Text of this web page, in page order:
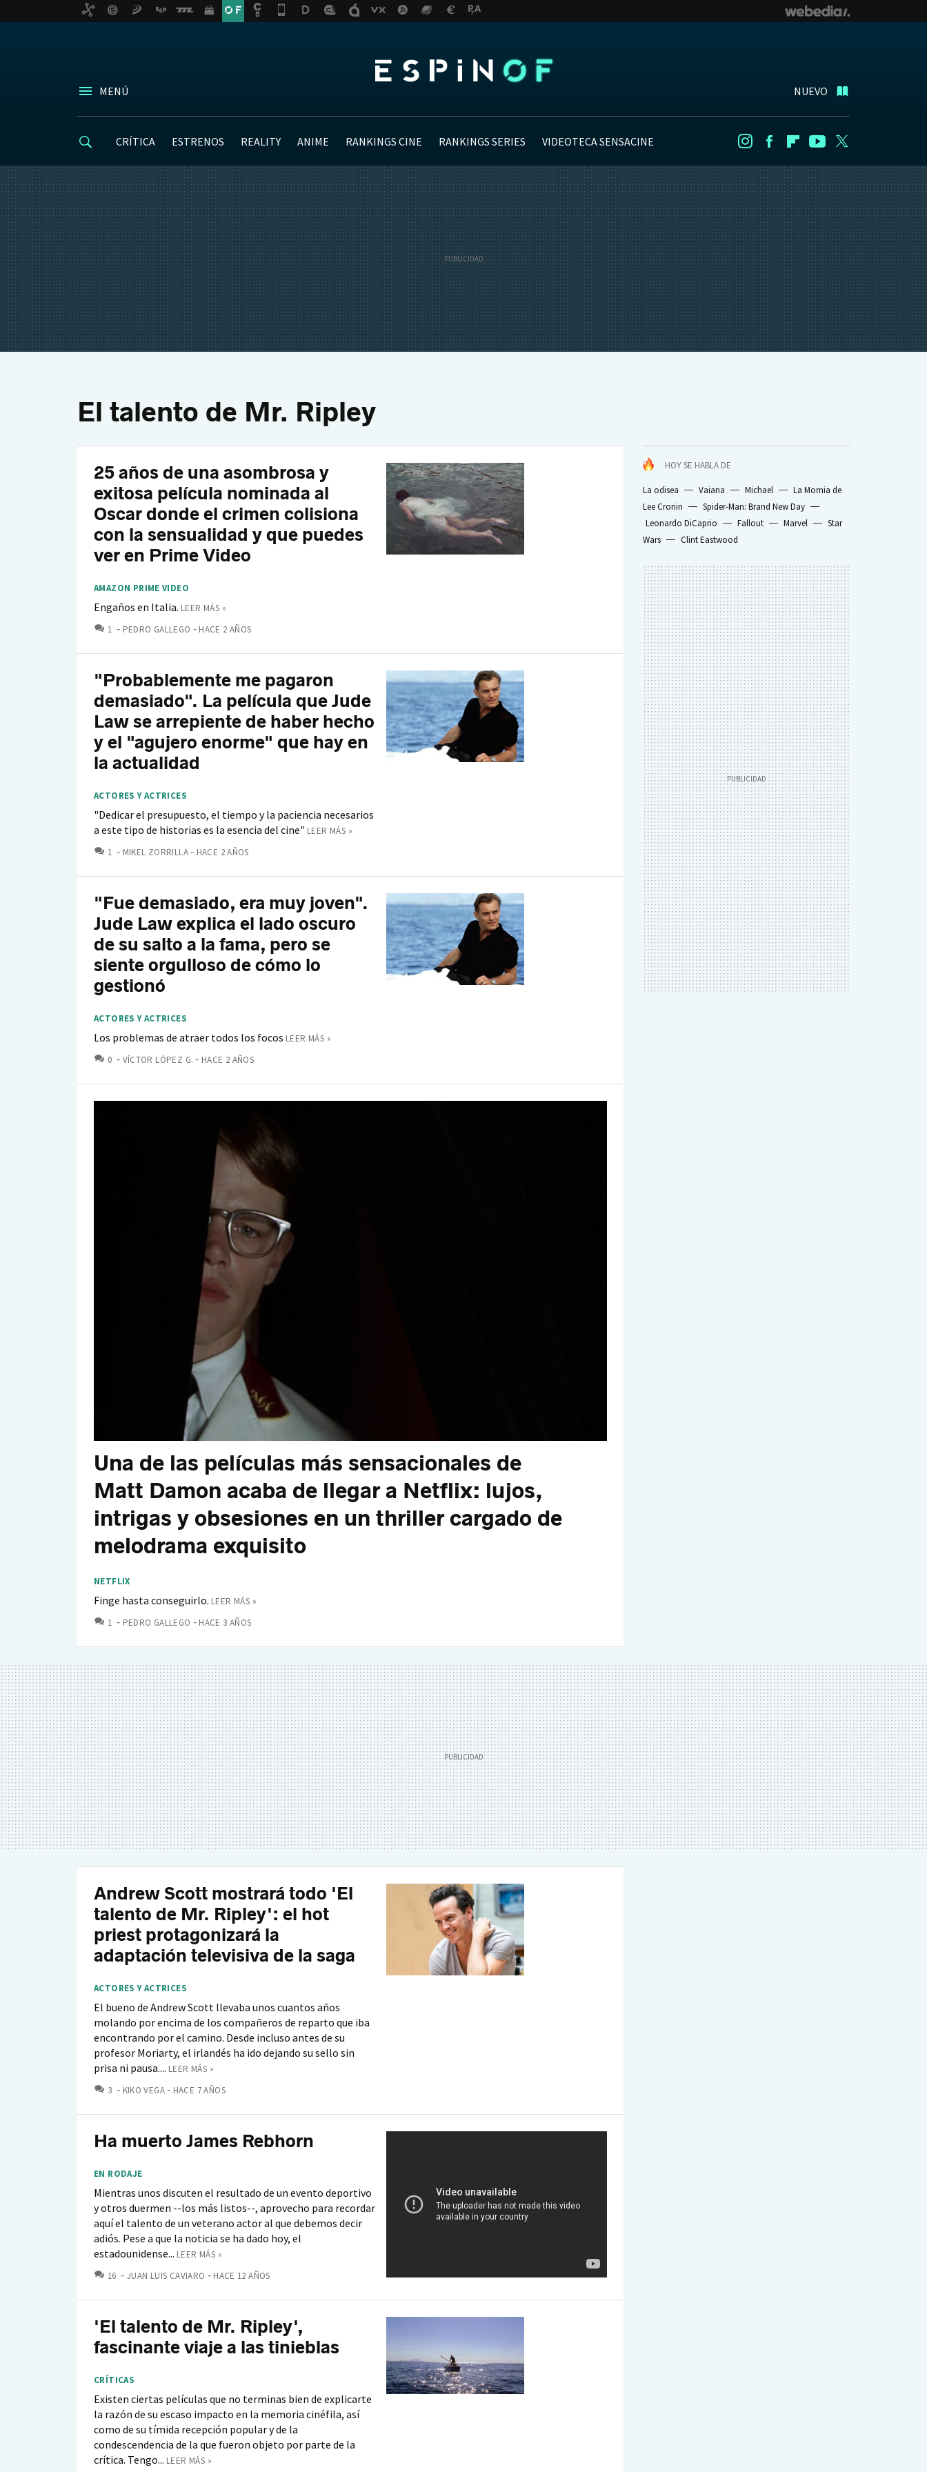
MENÚ NUEVO
CRÍTICA ESTRENOS REALITY ANIME RANKINGS CINE RANKINGS SERIES VIDEOTECA SENSACINE InstagramFacebookFlipboard
Youtube
El talento de Mr. Ripley
HOY SE HABLA DE
La odisea Vaiana Michael
La Momia de
Lee Cronin
Spider-Man: Brand New Day
Leonardo DiCaprio
Fallout Marvel
Star
Wars
Clint Eastwood
25 años de una asombrosa y
exitosa película nominada al
Oscar donde el crimen colisiona
con la sensualidad y que puedes
ver en Prime Video
AMAZON PRIME VIDEO
Engaños en Italia. LEER MÁS »
1 COMENTARIOS
PEDRO GALLEGO HACE 2 AÑOS
"Probablemente me pagaron
demasiado". La película que Jude
Law se arrepiente de haber hecho
y el "agujero enorme" que hay en
la actualidad
ACTORES Y ACTRICES
"Dedicar el presupuesto, el tiempo y la paciencia necesarios
a este tipo de historias es la esencia del cine" LEER MÁS »
1 COMENTARIOS
MIKEL ZORRILLA HACE 2 AÑOS
"Fue demasiado, era muy joven".
Jude Law explica el lado oscuro
de su salto a la fama, pero se
siente orgulloso de cómo lo
gestionó
ACTORES Y ACTRICES
Los problemas de atraer todos los focos LEER MÁS »
0 COMENTARIOS
VÍCTOR LÓPEZ G. HACE 2 AÑOS
Una de las películas más sensacionales de
Matt Damon acaba de llegar a Netflix: lujos,
intrigas y obsesiones en un thriller cargado de
melodrama exquisito
NETFLIX
Finge hasta conseguirlo. LEER MÁS »
1 COMENTARIOS
PEDRO GALLEGO HACE 3 AÑOS
Andrew Scott mostrará todo 'El
talento de Mr. Ripley': el hot
priest protagonizará la
adaptación televisiva de la saga
ACTORES Y ACTRICES
El bueno de Andrew Scott llevaba unos cuantos años
molando por encima de los compañeros de reparto que iba
encontrando por el camino. Desde incluso antes de su
profesor Moriarty, el irlandés ha ido dejando su sello sin
prisa ni pausa.... LEER MÁS »
3 COMENTARIOS
KIKO VEGA HACE 7 AÑOS
Ha muerto James Rebhorn
EN RODAJE
Mientras unos discuten el resultado de un evento deportivo
y otros duermen --los más listos--, aprovecho para recordar
aquí el talento de un veterano actor al que debemos decir
adiós. Pese a que la noticia se ha dado hoy, el
estadounidense... LEER MÁS »
16 COMENTARIOS
JUAN LUIS CAVIARO HACE 12 AÑOS
'El talento de Mr. Ripley',
fascinante viaje a las tinieblas
CRÍTICAS
Existen ciertas películas que no terminas bien de explicarte
la razón de su escaso impacto en la memoria cinéfila, así
como de su tímida recepción popular y de la
condescendencia de la que fueron objeto por parte de la
crítica. Tengo... LEER MÁS »